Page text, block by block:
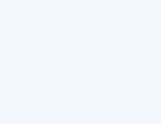
Hesaplama Aracı